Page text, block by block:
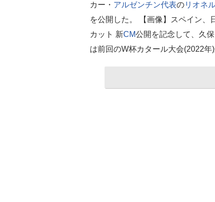
カー・ アルゼンチン代表のリオネ
を公開した。 【画像】スペイン、
カット 新CM公開を記念して、久
は前回のW杯カタール大会(2022年